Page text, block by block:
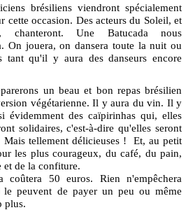
brésiliens viendront spécialement
cette occasion. Des acteurs du Soleil, et
chanteront. Une Batucada nous
On jouera, on dansera toute la nuit ou
tant qu'il y aura des danseurs encore
un beau et bon repas brésilien
végétarienne. Il y aura du vin. Il y
évidemment des caïpirinhas qui, elles
solidaires, c'est-à-dire qu'elles seront
Mais tellement délicieuses ! Et, au petit
les plus courageux, du café, du pain,
et de la confiture.
coûtera 50 euros. Rien n'empêchera
peuvent de payer un peu ou même
plus.